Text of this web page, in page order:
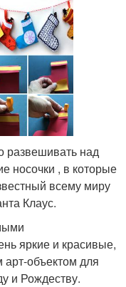
развешивать над
носочки , в которые
всему миру
Клаус.
яркие и красивые,
объектом для
и Рождеству.